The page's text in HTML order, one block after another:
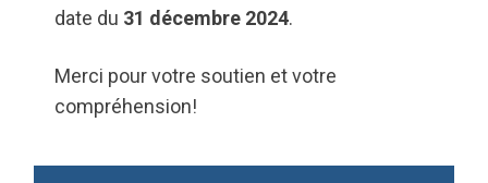
date du 31 décembre 2024.
Merci pour votre soutien et votre
compréhension!